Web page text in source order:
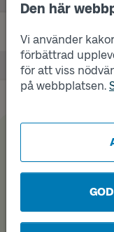
Den här
Vi använder
förbättrad
för att viss
på webbplatsen.